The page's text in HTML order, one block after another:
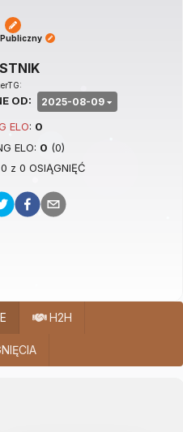
Publiczny
OD: 2025-08-09
ELO: 0
ELO: 0 (0)
0 z 0 OSIĄGNIĘĆ
H2H